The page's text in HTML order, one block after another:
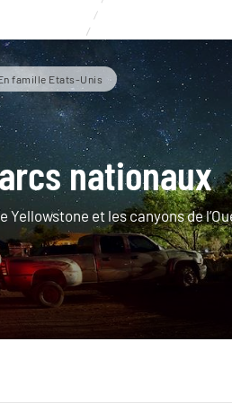
famille Etats-Unis
nationaux
et les canyons de